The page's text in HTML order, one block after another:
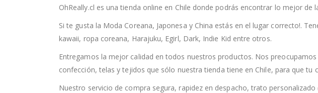
OhReally.cl es una tienda online en Chile donde podrás encontrar lo mejor de
Si te gusta la Moda Coreana, Japonesa y China estás en el lugar correcto!.
kawaii, ropa coreana, Harajuku, Egirl, Dark, Indie Kid entre otros.
Entregamos la mejor calidad en todos nuestros productos. Nos
confección, telas y tejidos que sólo nuestra tienda tiene en Chile, para que tu
Nuestro servicio de compra segura, rapidez en despacho, trato